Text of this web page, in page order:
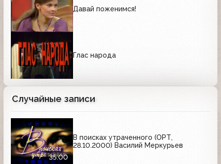
Давай поженимся!
Глас народа
Случайные записи
35:00
В поисках утраченного (ОРТ,
28.10.2000) Василий Меркурьев